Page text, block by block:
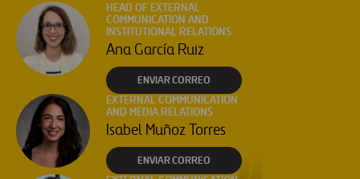
HEAD OF EXTERNAL
COMMUNICATION AND
INSTITUTIONAL RELATIONS
Ana García Ruiz
ENVIAR CORREO
EXTERNAL COMMUNICATION
AND MEDIA RELATIONS
Isabel Muñoz Torres
ENVIAR CORREO